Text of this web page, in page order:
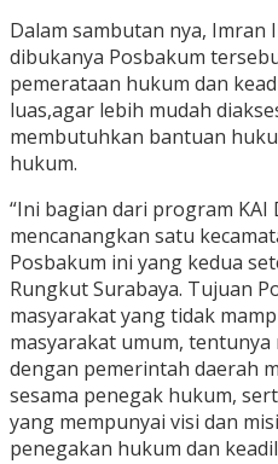
Dalam sambutan nya, Imran
dibukanya Posbakum
pemerataan hukum dan
luas,agar lebih mudah
membutuhkan bantuan
hukum.
“Ini bagian dari program KAI
mencanangkan satu
Posbakum ini yang kedua
Rungkut Surabaya. Tujuan
masyarakat yang tidak
masyarakat umum,
dengan pemerintah daerah
sesama penegak hukum,
yang mempunyai visi dan
penegakan hukum dan